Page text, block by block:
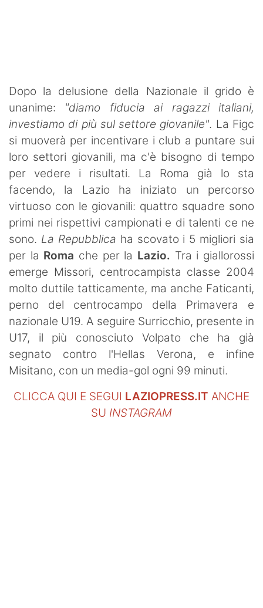
Contatti
Dopo la delusione della Nazionale il grido è
unanime: "diamo fiducia ai ragazzi italiani,
investiamo di più sul settore giovanile". La Figc
si muoverà per incentivare i club a puntare sui
loro settori giovanili, ma c'è bisogno di tempo
per vedere i risultati. La Roma già lo sta
facendo, la Lazio ha iniziato un percorso
virtuoso con le giovanili: quattro squadre sono
primi nei rispettivi campionati e di talenti ce ne
sono. La Repubblica ha scovato i 5 migliori sia
per la Roma che per la Lazio. Tra i giallorossi
emerge Missori, centrocampista classe 2004
molto duttile tatticamente, ma anche Faticanti,
perno del centrocampo della Primavera e
nazionale U19. A seguire Surricchio, presente in
U17, il più conosciuto Volpato che ha già
segnato contro l'Hellas Verona, e infine
Misitano, con un media-gol ogni 99 minuti.
CLICCA QUI E SEGUI LAZIOPRESS.IT ANCHE
SU INSTAGRAM